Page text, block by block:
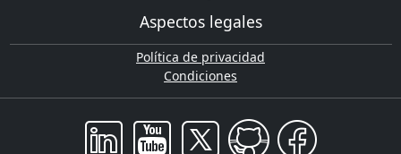
Aspectos legales
Política de privacidad
Condiciones